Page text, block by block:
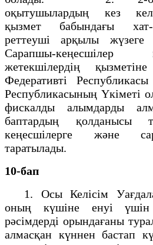
оқытушылардың кез
қызмет бабындағы хат-
реттеуші арқылы
Сарапшы-
жетекшілердің
Федеративті
Республикасының Үкіметі
фискалды
баптардың қолданысы
кеңесшілерге және
таратылады.
10-бап
1. Осы Келісім
оның күшіне енуі үшін
рәсімдерді орындағаны
алмасқан күннен бастап